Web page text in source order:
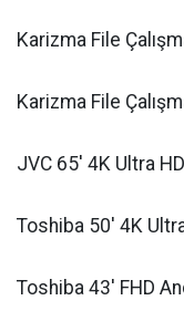
Karizma File
Karizma File
JVC 65' 4K Ultra
Toshiba 50' 4K
Toshiba 43' FHD